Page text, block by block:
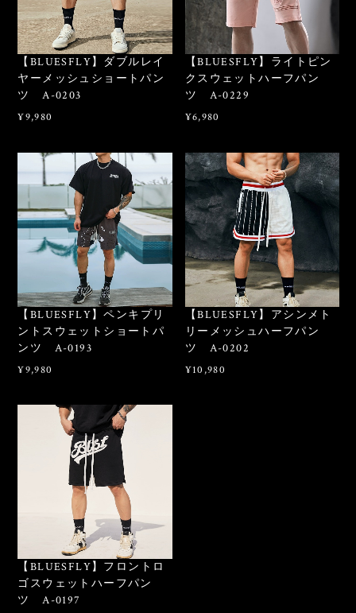
【BLUESFLY】ダブルレイ
ヤーメッシュショートパン
ツ A-0203
¥9,980
【BLUESFLY】ライトピン
クスウェットハーフパン
ツ A-0229
¥6,980
【BLUESFLY】ペンキプリ
ントスウェットショートパ
ンツ A-0193
¥9,980
【BLUESFLY】アシンメト
リーメッシュハーフパン
ツ A-0202
¥10,980
【BLUESFLY】フロントロ
ゴスウェットハーフパン
ツ A-0197